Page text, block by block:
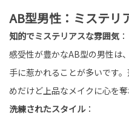
AB型男性：ミステリ
知的でミステリアスな雰囲気 ：
感受性が豊かなAB型の男性は
手に惹かれることが多いです
めだけど上品なメイクに心を奪
洗練されたスタイル：